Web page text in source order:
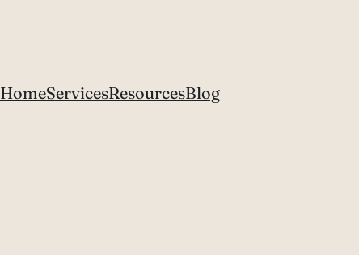
HomeServicesResourcesBlog